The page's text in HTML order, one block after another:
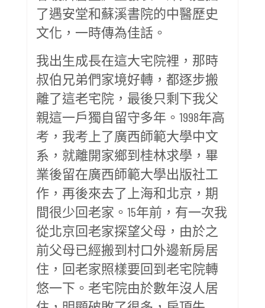
了遇安堂和蘇溪書院的中醫歷史
文化，一時傳為佳話。
我出生成長在這大宅院裡，那時
叔伯兄弟們家境好轉，都逐步搬
離了這老宅院，最後只剩下我父
親這一戶獨自留守多年。1998年高
考，我考上了廣西師範大學中文
系，就離開家鄉到桂林求學，畢
業後留在廣西師範大學出版社工
作，再後來去了上海和北京，期
間很少回老家。15年前，有一次我
從北京回老家探望父母，由於之
前父母已經搬到村口外邊新房居
住，回老家照樣要回到老宅院轉
悠一下。老宅院由於數年沒人居